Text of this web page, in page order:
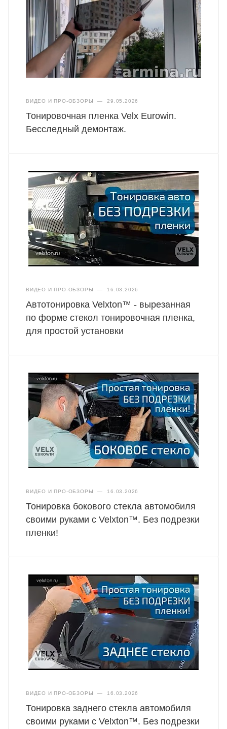
ВИДЕО И ПРО-ОБЗОРЫ — 29.05.2026
Тонировочная пленка Velx Eurowin.
Бесследный демонтаж.
ВИДЕО И ПРО-ОБЗОРЫ — 16.03.2026
Автотонировка Velxton™ - вырезанная
по форме стекол тонировочная пленка,
для простой установки
ВИДЕО И ПРО-ОБЗОРЫ — 16.03.2026
Тонировка бокового стекла автомобиля
своими руками с Velxton™. Без подрезки
пленки!
ВИДЕО И ПРО-ОБЗОРЫ — 16.03.2026
Тонировка заднего стекла автомобиля
своими руками с Velxton™. Без подрезки